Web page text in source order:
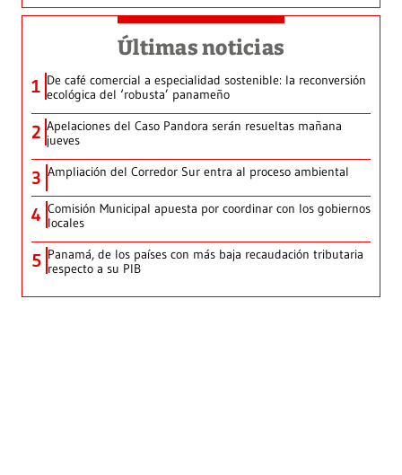
Últimas noticias
1 De café comercial a especialidad sostenible: la reconversión
ecológica del ‘robusta’ panameño
2 Apelaciones del Caso Pandora serán resueltas mañana
jueves
3 Ampliación del Corredor Sur entra al proceso ambiental
4 Comisión Municipal apuesta por coordinar con los gobiernos
locales
5 Panamá, de los países con más baja recaudación tributaria
respecto a su PIB